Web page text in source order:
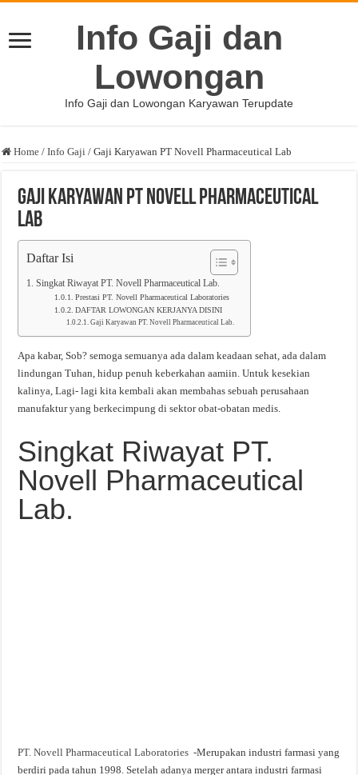
Info Gaji dan
Lowongan
Info Gaji dan Lowongan Karyawan Terupdate
Home / Info Gaji / Gaji Karyawan PT Novell Pharmaceutical Lab
Gaji Karyawan PT Novell Pharmaceutical
Lab
Daftar Isi
Singkat Riwayat PT. Novell Pharmaceutical Lab.
Prestasi PT. Novell Pharmaceutical Laboratories
DAFTAR LOWONGAN KERJANYA DISINI
Gaji Karyawan PT. Novell Pharmaceutical Lab.
Apa kabar, Sob? semoga semuanya ada dalam keadaan sehat, ada dalam
lindungan Tuhan, hidup penuh keberkahan aamiin. Untuk kesekian
kalinya, Lagi- lagi kita kembali akan membahas sebuah perusahaan
manufaktur yang berkecimpung di sektor obat-obatan medis.
Singkat Riwayat PT.
Novell Pharmaceutical
Lab.
PT. Novell Pharmaceutical Laboratories -Merupakan industri farmasi yang
berdiri pada tahun 1998. Setelah adanya merger antara industri farmasi